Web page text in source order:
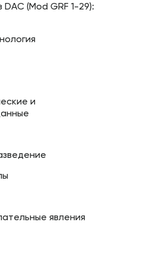
(Mod GRF 1-29):
и
явления